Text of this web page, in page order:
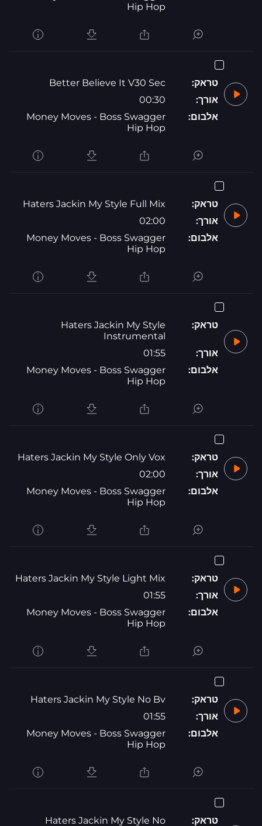
Hip Hop
טראק:
Better Believe It V30 Sec
אורך:
00:30
אלבום:
Money Moves - Boss Swagger
Hip Hop
טראק:
Haters Jackin My Style Full Mix
אורך:
02:00
אלבום:
Money Moves - Boss Swagger
Hip Hop
טראק:
Haters Jackin My Style
Instrumental
אורך:
01:55
אלבום:
Money Moves - Boss Swagger
Hip Hop
טראק:
Haters Jackin My Style Only Vox
אורך:
02:00
אלבום:
Money Moves - Boss Swagger
Hip Hop
טראק:
Haters Jackin My Style Light Mix
אורך:
01:55
אלבום:
Money Moves - Boss Swagger
Hip Hop
טראק:
Haters Jackin My Style No Bv
אורך:
01:55
אלבום:
Money Moves - Boss Swagger
Hip Hop
טראק:
Haters Jackin My Style No